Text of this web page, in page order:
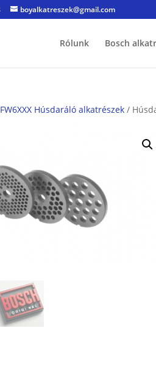
boyalkatreszek@gmail.com
Rólunk Bosch
Húsdaráló alkatrészek /